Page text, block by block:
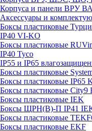
Корпуса и панели ВРУ
Аксессуары и
Боксы пластиковые
IP40 VI-KO
Боксы пластиковые
IP40 Тусо
IP55 и IP65
Боксы пластиковые
Боксы пластиковые IP65
Боксы пластиковые City9
Боксы пластиковые IEK
Боксы ЩРН(В)-П IP41
Боксы пластиковые
Боксы пластиковые EKF